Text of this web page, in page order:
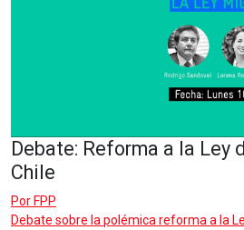
Debate: Reforma a la Ley
Chile
PorFPP
Debate sobre la polémica reforma a la